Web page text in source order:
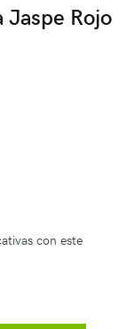
Jaspe Rojo
con este